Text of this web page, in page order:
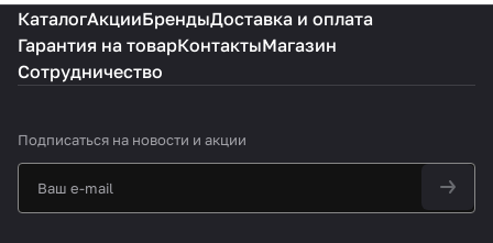
КаталогАкцииБрендыДоставка и оплата
Гарантия на товарКонтактыМагазин
Сотрудничество
Подписаться на новости и акции